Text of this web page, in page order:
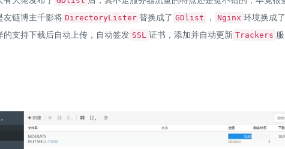
友链博主千影将 DirectoryLister 替换成了 GDlist ， Nginx 环境换成了
的支持下载后自动上传，自动签发 SSL 证书，添加并自动更新 Trackers